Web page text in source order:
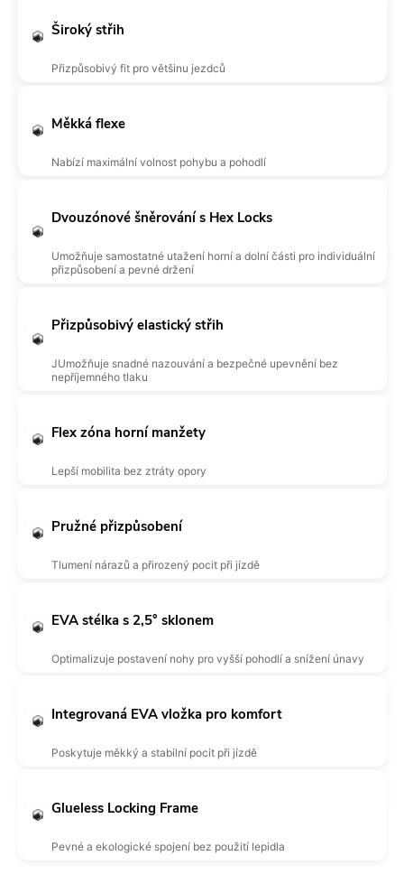
Široký střih
Přizpůsobivý fit pro většinu jezdců
Měkká flexe
Nabízí maximální volnost pohybu a pohodlí
Dvouzónové šněrování s Hex Locks
Umožňuje samostatné utažení horní a dolní části pro individuální
přizpůsobení a pevné držení
Přizpůsobivý elastický střih
JUmožňuje snadné nazouvání a bezpečné upevnění bez
nepříjemného tlaku
Flex zóna horní manžety
Lepší mobilita bez ztráty opory
Pružné přizpůsobení
Tlumení nárazů a přirozený pocit při jízdě
EVA stélka s 2,5° sklonem
Optimalizuje postavení nohy pro vyšší pohodlí a snížení únavy
Integrovaná EVA vložka pro komfort
Poskytuje měkký a stabilní pocit při jízdě
Glueless Locking Frame
Pevné a ekologické spojení bez použití lepidla